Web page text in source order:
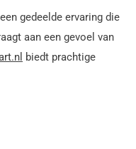
gedeelde ervaring die
aan een gevoel van
biedt prachtige